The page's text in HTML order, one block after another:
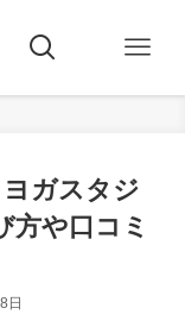
ガスタジ
方や口コミ
日